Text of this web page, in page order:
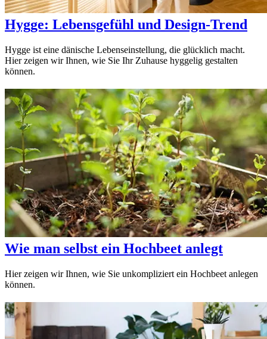
Hygge: Lebensgefühl und Design-Trend
Hygge ist eine dänische Lebenseinstellung, die glücklich macht.
Hier zeigen wir Ihnen, wie Sie Ihr Zuhause hyggelig gestalten
können.
Wie man selbst ein Hochbeet anlegt
Hier zeigen wir Ihnen, wie Sie unkompliziert ein Hochbeet anlegen
können.